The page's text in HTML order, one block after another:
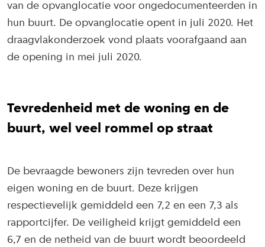
van de opvanglocatie voor ongedocumenteerden in
hun buurt. De opvanglocatie opent in juli 2020. Het
draagvlakonderzoek vond plaats voorafgaand aan
de opening in mei juli 2020.
Tevredenheid met de woning en de
buurt, wel veel rommel op straat
De bevraagde bewoners zijn tevreden over hun
eigen woning en de buurt. Deze krijgen
respectievelijk gemiddeld een 7,2 en een 7,3 als
rapportcijfer. De veiligheid krijgt gemiddeld een
6,7 en de netheid van de buurt wordt beoordeeld